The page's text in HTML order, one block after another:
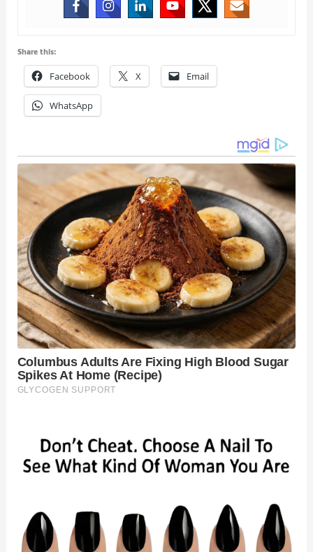
Share this:
Facebook X Email
WhatsApp